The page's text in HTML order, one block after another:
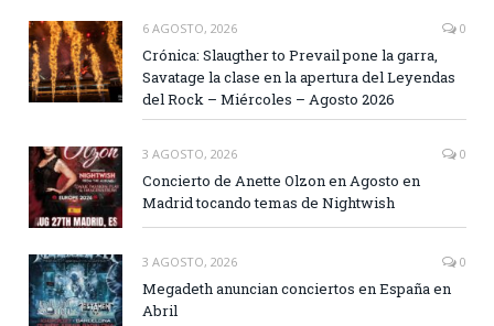
6 AGOSTO, 2026 0
Crónica: Slaugther to Prevail pone la garra,
Savatage la clase en la apertura del Leyendas
del Rock – Miércoles – Agosto 2026
3 AGOSTO, 2026 0
Concierto de Anette Olzon en Agosto en
Madrid tocando temas de Nightwish
3 AGOSTO, 2026 0
Megadeth anuncian conciertos en España en
Abril